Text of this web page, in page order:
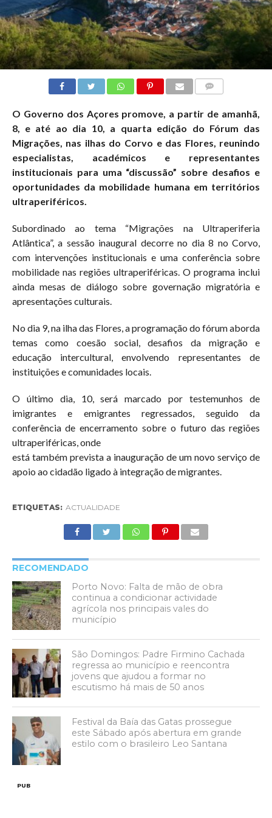
O Governo dos Açores promove, a partir de amanhã,
8, e até ao dia 10, a quarta edição do Fórum das
Migrações, nas ilhas do Corvo e das Flores, reunindo
especialistas, académicos e representantes
institucionais para uma “discussão” sobre desafios e
oportunidades da mobilidade humana em territórios
ultraperiféricos.
Subordinado ao tema “Migrações na Ultraperiferia
Atlântica”, a sessão inaugural decorre no dia 8 no Corvo,
com intervenções institucionais e uma conferência sobre
mobilidade nas regiões ultraperiféricas. O programa inclui
ainda mesas de diálogo sobre governação migratória e
apresentações culturais.
No dia 9, na ilha das Flores, a programação do fórum aborda
temas como coesão social, desafios da migração e
educação intercultural, envolvendo representantes de
instituições e comunidades locais.
O último dia, 10, será marcado por testemunhos de
imigrantes e emigrantes regressados, seguido da
conferência de encerramento sobre o futuro das regiões
ultraperiféricas, onde
está também prevista a inauguração de um novo serviço de
apoio ao cidadão ligado à integração de migrantes.
ETIQUETAS: ACTUALIDADE
RECOMENDADO
Porto Novo: Falta de mão de obra
continua a condicionar actividade
agrícola nos principais vales do
município
São Domingos: Padre Firmino Cachada
regressa ao município e reencontra
jovens que ajudou a formar no
escutismo há mais de 50 anos
Festival da Baía das Gatas prossegue
este Sábado após abertura em grande
estilo com o brasileiro Leo Santana
PUB